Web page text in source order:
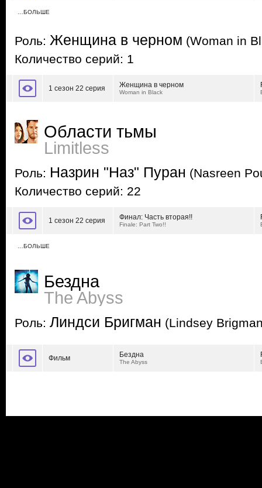
…БОЛЬШЕ
Роль: Женщина в черном (Woman in
Количество серий: 1
1 сезон 22 серия Женщина в черном
Woman in Black
Области тьмы
Limitless
Роль: Назрин "Наз" Пуран (Nasreen
Количество серий: 22
1 сезон 22 серия Финал: Часть вторая!!
Finale: Part Two!!
…БОЛЬШЕ
Бездна
The Abyss
Роль: Линдси Бригман (Lindsey
Фильм Бездна
The Abyss